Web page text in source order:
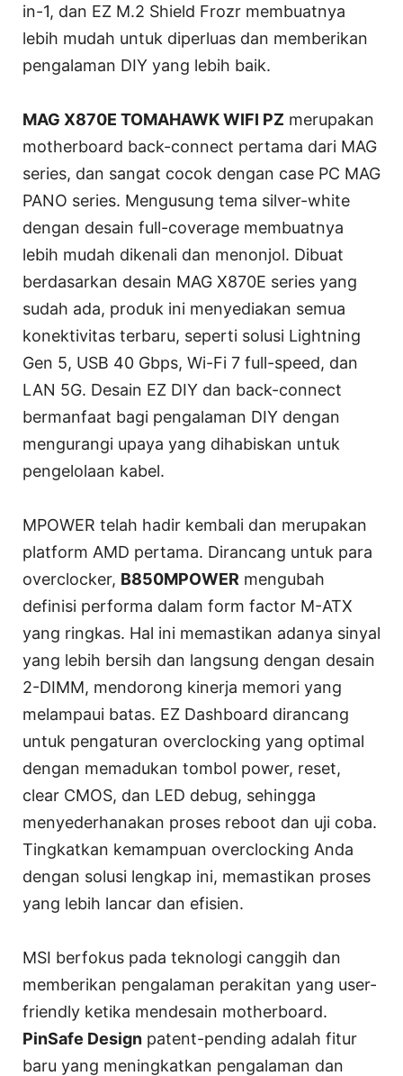
in-1, dan EZ M.2 Shield Frozr membuatnya
lebih mudah untuk diperluas dan memberikan
pengalaman DIY yang lebih baik.
MAG X870E TOMAHAWK WIFI PZ merupakan
motherboard back-connect pertama dari MAG
series, dan sangat cocok dengan case PC MAG
PANO series. Mengusung tema silver-white
dengan desain full-coverage membuatnya
lebih mudah dikenali dan menonjol. Dibuat
berdasarkan desain MAG X870E series yang
sudah ada, produk ini menyediakan semua
konektivitas terbaru, seperti solusi Lightning
Gen 5, USB 40 Gbps, Wi-Fi 7 full-speed, dan
LAN 5G. Desain EZ DIY dan back-connect
bermanfaat bagi pengalaman DIY dengan
mengurangi upaya yang dihabiskan untuk
pengelolaan kabel.
MPOWER telah hadir kembali dan merupakan
platform AMD pertama. Dirancang untuk para
overclocker, B850MPOWER mengubah
definisi performa dalam form factor M-ATX
yang ringkas. Hal ini memastikan adanya sinyal
yang lebih bersih dan langsung dengan desain
2-DIMM, mendorong kinerja memori yang
melampaui batas. EZ Dashboard dirancang
untuk pengaturan overclocking yang optimal
dengan memadukan tombol power, reset,
clear CMOS, dan LED debug, sehingga
menyederhanakan proses reboot dan uji coba.
Tingkatkan kemampuan overclocking Anda
dengan solusi lengkap ini, memastikan proses
yang lebih lancar dan efisien.
MSI berfokus pada teknologi canggih dan
memberikan pengalaman perakitan yang user-
friendly ketika mendesain motherboard.
PinSafe Design patent-pending adalah fitur
baru yang meningkatkan pengalaman dan